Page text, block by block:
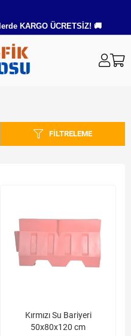
KARGO ÜCRETSİZ! 🚚
FILTRELEME
Kırmızı Su Bariyeri
50x80x120 cm